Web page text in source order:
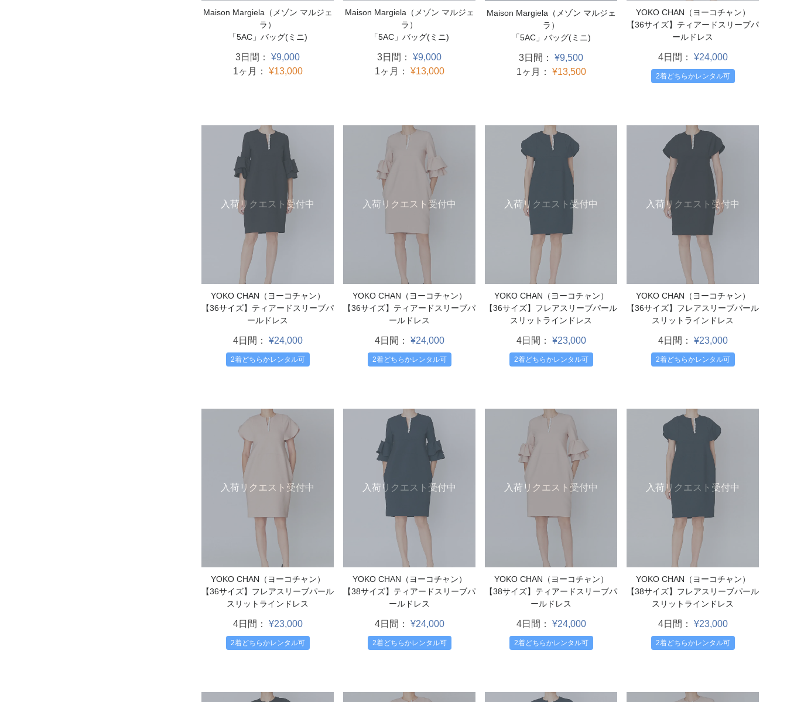
Maison Margiela（メゾン マルジェ
ラ）
「5AC」バッグ(ミニ)
3日間： ¥9,000
1ヶ月： ¥13,000
Maison Margiela（メゾン マルジェ
ラ）
「5AC」バッグ(ミニ)
3日間： ¥9,000
1ヶ月： ¥13,000
Maison Margiela（メゾン マルジェ
ラ）
「5AC」バッグ(ミニ)
3日間： ¥9,500
1ヶ月： ¥13,500
YOKO CHAN（ヨーコチャン）
【36サイズ】ティアードスリーブパ
ールドレス
4日間： ¥24,000
2着どちらかレンタル可
入荷リクエスト受付中
YOKO CHAN（ヨーコチャン）
【36サイズ】ティアードスリーブパ
ールドレス
4日間： ¥24,000
2着どちらかレンタル可
入荷リクエスト受付中
YOKO CHAN（ヨーコチャン）
【36サイズ】ティアードスリーブパ
ールドレス
4日間： ¥24,000
2着どちらかレンタル可
入荷リクエスト受付中
YOKO CHAN（ヨーコチャン）
【36サイズ】フレアスリーブパール
スリットラインドレス
4日間： ¥23,000
2着どちらかレンタル可
入荷リクエスト受付中
YOKO CHAN（ヨーコチャン）
【36サイズ】フレアスリーブパール
スリットラインドレス
4日間： ¥23,000
2着どちらかレンタル可
入荷リクエスト受付中
YOKO CHAN（ヨーコチャン）
【36サイズ】フレアスリーブパール
スリットラインドレス
4日間： ¥23,000
2着どちらかレンタル可
入荷リクエスト受付中
YOKO CHAN（ヨーコチャン）
【38サイズ】ティアードスリーブパ
ールドレス
4日間： ¥24,000
2着どちらかレンタル可
入荷リクエスト受付中
YOKO CHAN（ヨーコチャン）
【38サイズ】ティアードスリーブパ
ールドレス
4日間： ¥24,000
2着どちらかレンタル可
入荷リクエスト受付中
YOKO CHAN（ヨーコチャン）
【38サイズ】フレアスリーブパール
スリットラインドレス
4日間： ¥23,000
2着どちらかレンタル可